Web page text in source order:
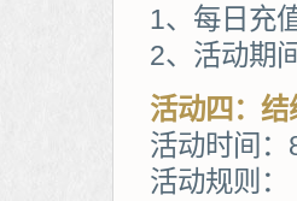
1、每日充
2、活动期
活动四：
活动时间
活动规则：